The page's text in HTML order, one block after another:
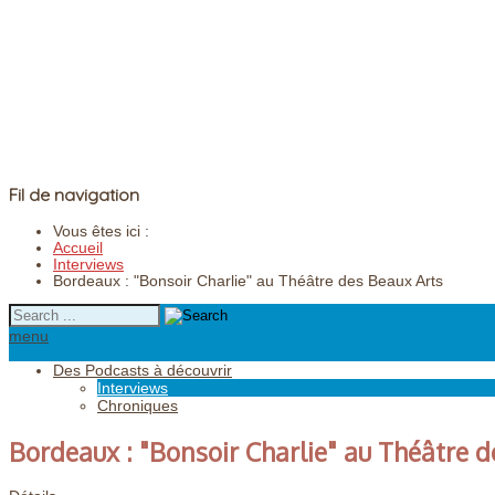
Fil de navigation
Vous êtes ici :
Accueil
Interviews
Bordeaux : "Bonsoir Charlie" au Théâtre des Beaux Arts
menu
Des Podcasts à découvrir
Interviews
Chroniques
Bordeaux : "Bonsoir Charlie" au Théâtre